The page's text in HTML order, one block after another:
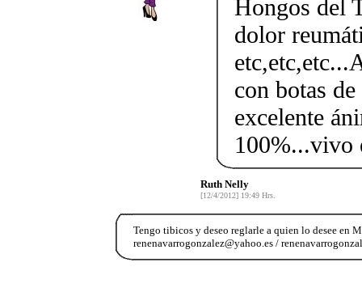
Hongos del
dolor
con botas
excelente
Ruth Nelly
[12/4/2012] 19:49 Hrs.
Tengo tibicos y deseo reglarle a quien lo desee en
renenavarrogonzalez@yahoo.es /